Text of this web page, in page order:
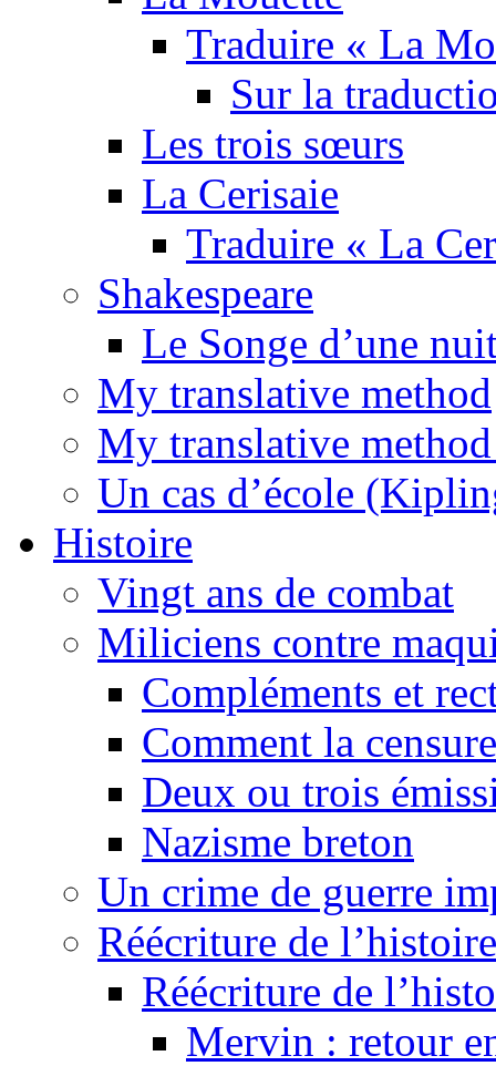
Traduire « La
Sur la
Les trois sœurs
La Cerisaie
Traduire « La
Shakespeare
Le Songe d’une
My translative method
My translative
Un cas d’école
Histoire
Vingt ans de combat
Miliciens contre
Compléments et
Comment la
Deux ou trois
Nazisme breton
Un crime de guerre
Réécriture de
Réécriture de
Mervin : retour